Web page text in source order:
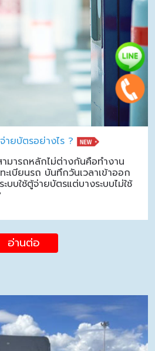
ายบัตรอย่างไร ?
มารถหลักไม่ต่างกันคือทำงาน
เบียนรถ บันทึกวันเวลาเข้าออก
บใช้ตู้จ่ายบัตรแต่บางระบบไม่ใช้
อ่านต่อ